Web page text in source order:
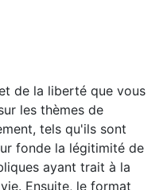
de la liberté que vous
les thèmes de
tels qu'ils sont
fonde la légitimité de
ayant trait à la
Ensuite, le format